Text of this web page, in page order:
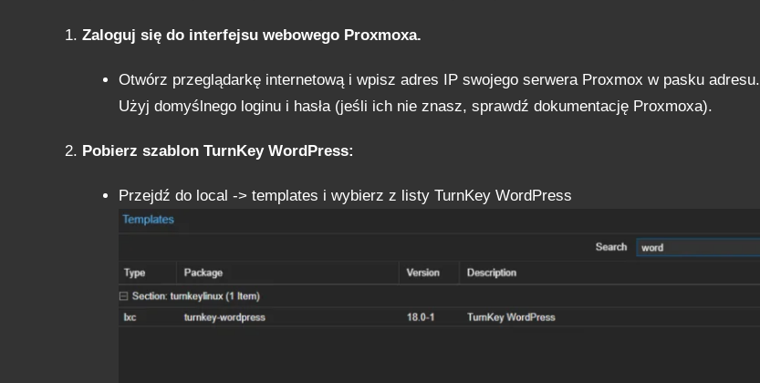
Zaloguj się do interfejsu webowego Proxmoxa.
Otwórz przeglądarkę internetową i wpisz adres IP swojego serwera Proxmox w pasku adresu.
Użyj domyślnego loginu i hasła (jeśli ich nie znasz, sprawdź dokumentację Proxmoxa).
Pobierz szablon TurnKey WordPress:
Przejdź do local -> templates i wybierz z listy TurnKey WordPress